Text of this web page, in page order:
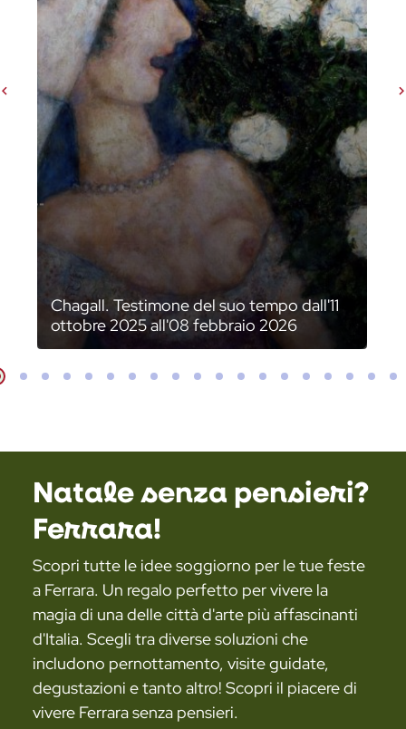
Chagall. Testimone del suo tempo dall'11
ottobre 2025 all'08 febbraio 2026
Slider precedenti
Natale senza pensieri?
Ferrara!
Scopri tutte le idee soggiorno per le tue feste
a Ferrara. Un regalo perfetto per vivere la
magia di una delle città d'arte più affascinanti
d'Italia. Scegli tra diverse soluzioni che
includono pernottamento, visite guidate,
degustazioni e tanto altro! Scopri il piacere di
vivere Ferrara senza pensieri.